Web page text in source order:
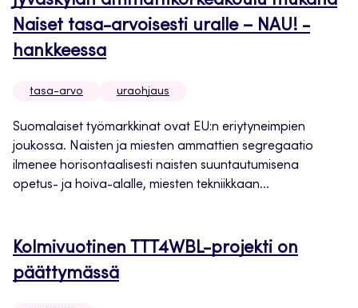
Naiset tasa-arvoisesti uralle – NAU! -
hankkeessa
tasa-arvo uraohjaus
Suomalaiset työmarkkinat ovat EU:n eriytyneimpien
joukossa. Naisten ja miesten ammattien segregaatio
ilmenee horisontaalisesti naisten suuntautumisena
opetus- ja hoiva-alalle, miesten tekniikkaan...
Kolmivuotinen TTT4WBL-projekti on
päättymässä